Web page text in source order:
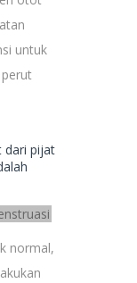
untuk
dari pijat
normal,